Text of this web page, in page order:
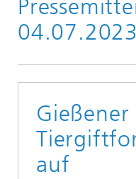
04.07.2023
Gießener
auf